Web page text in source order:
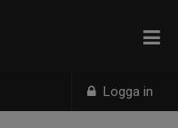
Logga in